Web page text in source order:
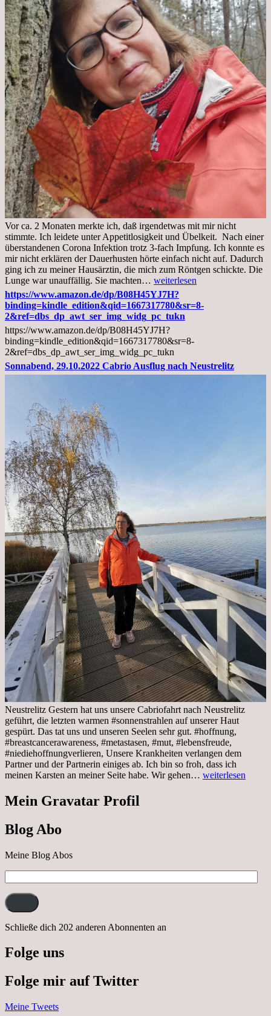
Vor ca. 2 Monaten merkte ich, daß irgendetwas mit mir nicht
stimmte. Ich leidete unter Appetitlosigkeit und Übelkeit. Nach einer
überstandenen Corona Infektion trotz 3-fach Impfung. Ich konnte es
mir nicht erklären der Dauerhusten hörte einfach nicht auf. Dadurch
ging ich zu meiner Hausärztin, die mich zum Röntgen schickte. Die
Lunge war unauffällig. Sie machten… Mittwoch,
02.11.2022,
Arztgespräch
und
Diagnose
Lebermetastasen
weiterlesen
https://www.amazon.de/dp/B08H45YJ7H?
binding=kindle_edition&qid=1667317780&sr=8-
2&ref=dbs_dp_awt_ser_img_widg_pc_tukn
https://www.amazon.de/dp/B08H45YJ7H?
binding=kindle_edition&qid=1667317780&sr=8-
2&ref=dbs_dp_awt_ser_img_widg_pc_tukn
Sonnabend, 29.10.2022 Cabrio Ausflug nach Neustrelitz
Neustrelitz Gestern hat uns unsere Cabriofahrt nach Neustrelitz
geführt, die letzten warmen #sonnenstrahlen auf unserer Haut
gespürt. Das tat uns und unseren Seelen sehr gut. #hoffnung,
#breastcancerawareness, #metastasen, #mut, #lebensfreude,
#niediehoffnungverlieren, Unsere Krankheiten verlangen dem
Partner und der Partnerin einiges ab. Ich bin so froh, dass ich
meinen Karsten an meiner Seite habe. Wir gehen… Sonnabend,
weiterlesen
Mein Gravatar Profil
Blog Abo
Meine Blog Abos
Mail-
Adresse:
Schließe dich 202 anderen Abonnenten an
Folge uns
Folge mir auf Twitter
Meine Tweets